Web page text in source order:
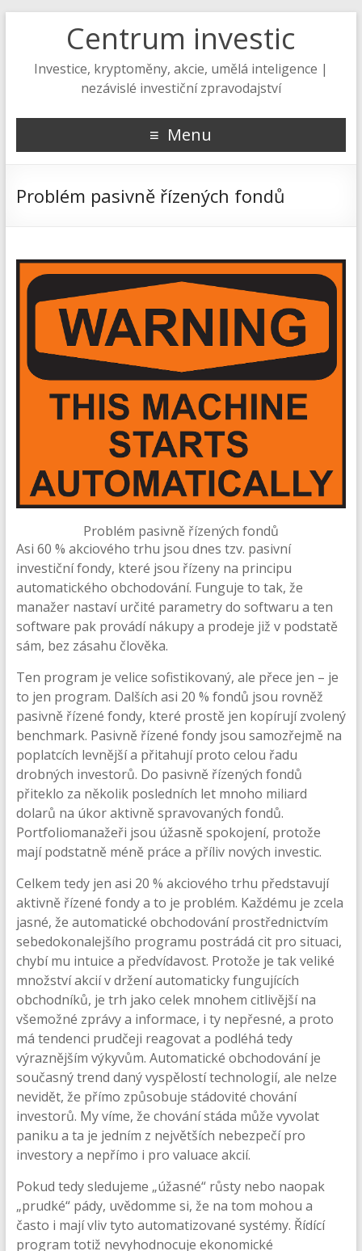
Centrum investic
Investice, kryptoměny, akcie, umělá inteligence |
nezávislé investiční zpravodajství
Menu
Problém pasivně řízených fondů
Problém pasivně řízených fondů
Asi 60 % akciového trhu jsou dnes tzv. pasivní
investiční fondy, které jsou řízeny na principu
automatického obchodování. Funguje to tak, že
manažer nastaví určité parametry do softwaru a ten
software pak provádí nákupy a prodeje již v podstatě
sám, bez zásahu člověka.
Ten program je velice sofistikovaný, ale přece jen – je
to jen program. Dalších asi 20 % fondů jsou rovněž
pasivně řízené fondy, které prostě jen kopírují zvolený
benchmark. Pasivně řízené fondy jsou samozřejmě na
poplatcích levnější a přitahují proto celou řadu
drobných investorů. Do pasivně řízených fondů
přiteklo za několik posledních let mnoho miliard
dolarů na úkor aktivně spravovaných fondů.
Portfoliomanažeři jsou úžasně spokojení, protože
mají podstatně méně práce a příliv nových investic.
Celkem tedy jen asi 20 % akciového trhu představují
aktivně řízené fondy a to je problém. Každému je zcela
jasné, že automatické obchodování prostřednictvím
sebedokonalejšího programu postrádá cit pro situaci,
chybí mu intuice a předvídavost. Protože je tak veliké
množství akcií v držení automaticky fungujících
obchodníků, je trh jako celek mnohem citlivější na
všemožné zprávy a informace, i ty nepřesné, a proto
má tendenci prudčeji reagovat a podléhá tedy
výraznějším výkyvům. Automatické obchodování je
současný trend daný vyspělostí technologií, ale nelze
nevidět, že přímo způsobuje stádovité chování
investorů. My víme, že chování stáda může vyvolat
paniku a ta je jedním z největších nebezpečí pro
investory a nepřímo i pro valuace akcií.
Pokud tedy sledujeme „úžasné“ růsty nebo naopak
„prudké“ pády, uvědomme si, že na tom mohou a
často i mají vliv tyto automatizované systémy. Řídící
program totiž nevyhodnocuje ekonomické